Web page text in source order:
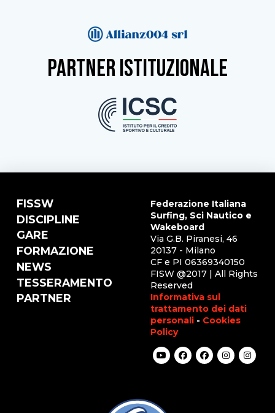
partner istituzionale
FISSW
DISCIPLINE
GARE
FORMAZIONE
NEWS
TESSERAMENTO
PARTNER
Federazione Italiana
Surfing, Sci Nautico e
Wakeboard
Via G.B. Piranesi, 46
20137 - Milano
CF e PI 06369340150
FISW @2017 | All Rights
Reserved
Informativa sul
trattamento dei dati
personali - Cookies
Policy